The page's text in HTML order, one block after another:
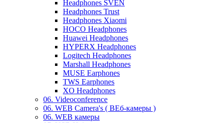
Headphones SVEN
Headphones Trust
Headphones Xiaomi
HOCO Headphones
Huawei Headphones
HYPERX Headphones
Logitech Headphones
Marshall Headphones
MUSE Earphones
TWS Earphones
XO Headphones
06. Videoconference
06. WEB Camera's ( ВЕб-камеры )
06. WEB камеры